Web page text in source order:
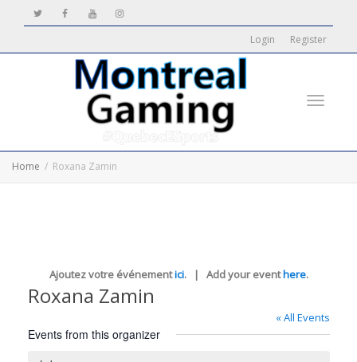
Login Register
Home Roxana Zamin
Ajoutez votre événementici. | Add your eventhere.
Roxana Zamin
« All Events
Events from this organizer